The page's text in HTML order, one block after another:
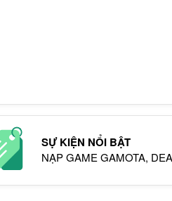
SỰ KIỆN NỔI BẬT
NẠP GAME GAMOTA,